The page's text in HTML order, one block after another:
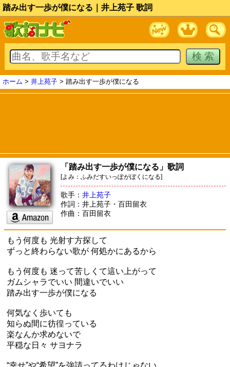
踏み出す一歩が僕になる｜井上苑子 歌詞
ホーム > 井上苑子 > 踏み出す一歩が僕になる
「踏み出す一歩が僕になる」歌詞
[よみ：ふみだすいっぽがぼくになる]
歌手： 井上苑子
作詞：井上苑子・百田留衣
作曲：百田留衣
もう何度も 光射す方探して
ずっと終わらない歌が 何処かにあるから
もう何度も 迷って苦しくて這い上がって
ガムシャラでいい 間違いでいい
踏み出す一歩が僕になる
何気なく歩いても
知らぬ間に彷徨っている
楽なんか求めないで
平穏な日々 サヨナラ
“幸せ”や“希望”を強請ってるわけじゃない